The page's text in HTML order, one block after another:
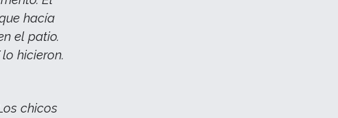
hacía
el patio.
hicieron.
chicos